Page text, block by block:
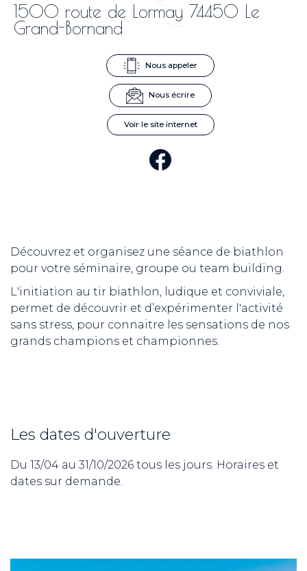
1500 route de Lormay 74450 Le
Grand-Bornand
Nous appeler
Nous écrire
Voir le site internet
Découvrez et organisez une séance de biathlon
pour votre séminaire, groupe ou team building.
L'initiation au tir biathlon, ludique et conviviale,
permet de découvrir et d’expérimenter l'activité
sans stress, pour connaitre les sensations de nos
grands champions et championnes.
Les dates d'ouverture
Du 13/04 au 31/10/2026 tous les jours. Horaires et
dates sur demande.